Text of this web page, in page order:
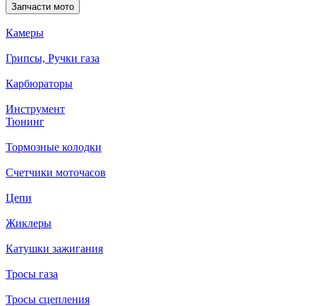
Запчасти мото
Камеры
Грипсы, Ручки газа
Карбюраторы
Инструмент
Тюнинг
Тормозные колодки
Счетчики моточасов
Цепи
Жиклеры
Катушки зажигания
Тросы газа
Тросы сцепления